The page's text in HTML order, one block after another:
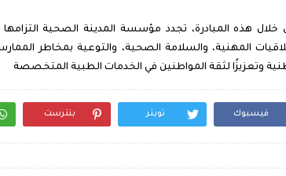
خلال هذه المبادرة، تجدد مؤسسة المدينة الصحية
المهنية، والسلامة الصحية، والتوعية بمخاطر
وتعزيزًا لثقة المواطنين في الخدمات الطبية المتخصصة
فيسبوك تويتر بنترست